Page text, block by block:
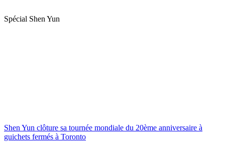
Spécial Shen Yun
Shen Yun clôture sa tournée mondiale du 20ème anniversaire à
guichets fermés à Toronto